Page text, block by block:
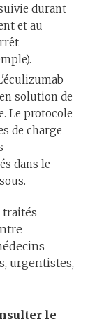
durant
et au
solution de
Le protocole
de charge
dans le
traités
urgentistes,
le